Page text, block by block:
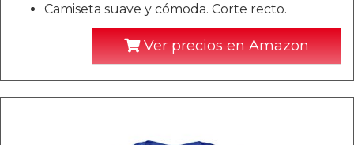
Camiseta suave y cómoda. Corte recto.
Ver precios en Amazon